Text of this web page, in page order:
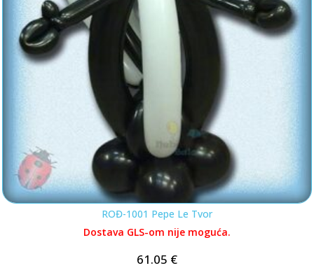
ROĐ-1001 Pepe Le Tvor
Dostava GLS-om nije moguća.
61.05 €